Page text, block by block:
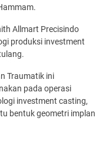
Allmart Precisindo
produksi investment
Traumatik ini
pada operasi
investment casting,
bentuk geometri implan